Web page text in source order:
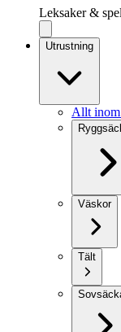
Leksaker & spel
Utrustning
Allt
Väskor
Tält